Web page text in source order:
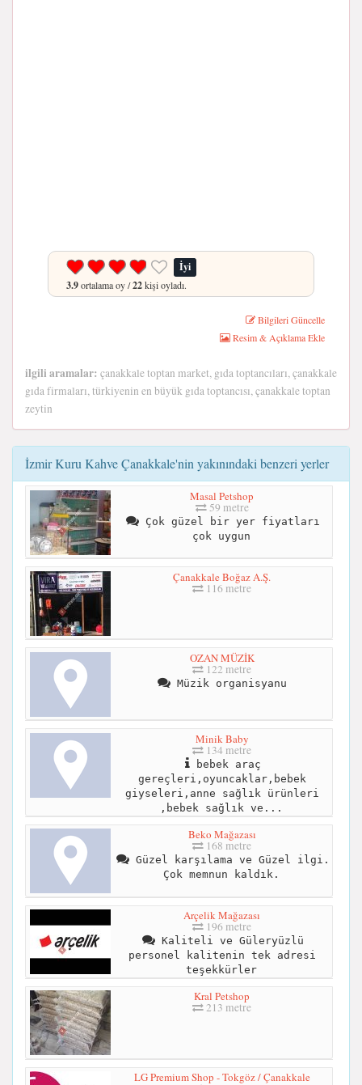
İyi
3.9ortalama oy /22kişi oyladı.
Bilgileri Güncelle
Resim & Açıklama Ekle
ilgili aramalar: çanakkale toptan market, gıda toptancıları, çanakkale
gıda firmaları, türkiyenin en büyük gıda toptancısı, çanakkale toptan
zeytin
İzmir Kuru Kahve Çanakkale'nin yakınındaki benzeri yerler
Masal Petshop
59 metre
Çok güzel bir yer fiyatları
çok uygun
Çanakkale Boğaz A.Ş.
116 metre
OZAN MÜZİK
122 metre
Müzik organisyanu
Minik Baby
134 metre
bebek araç
gereçleri,oyuncaklar,bebek
giyseleri,anne sağlık ürünleri
,bebek sağlık ve...
Beko Mağazası
168 metre
Güzel karşılama ve Güzel ilgi.
Çok memnun kaldık.
Arçelik Mağazası
196 metre
Kaliteli ve Güleryüzlü
personel kalitenin tek adresi
teşekkürler
Kral Petshop
213 metre
LG Premium Shop - Tokgöz / Çanakkale